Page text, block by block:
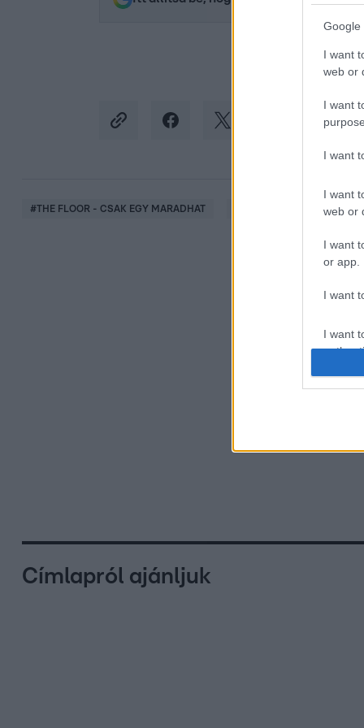
Google
I want
web or
I want
I want
I want
web or
I want
or app.
I want
I want
#THE FLOOR - CSAK EGY MARADHAT #
Címlapról ajánljuk